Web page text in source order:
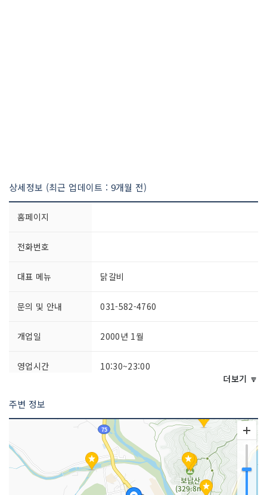
상세정보 (최근 업데이트 : 9개월 전)
홈페이지
전화번호
대표 메뉴 닭갈비
문의 및 안내 031-582-4760
개업일 2000년 1월
영업시간 10:30~23:00
연중무휴
금연/흡연 여부 모두 금연석
안동찜닭 / 막국수 / 쟁반막국수 등
더보기 🔽
주변 정보